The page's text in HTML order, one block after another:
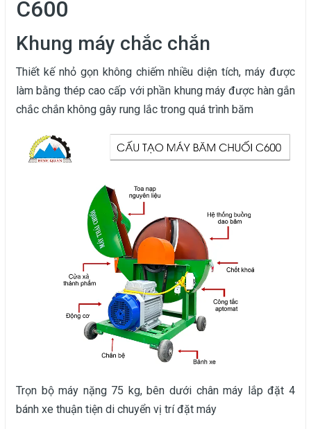
C600
Khung máy chắc chắn
Thiết kế nhỏ gọn không chiếm nhiều diện tích, máy được
làm bằng thép cao cấp với phần khung máy được hàn gắn
chắc chắn không gây rung lắc trong quá trình băm
Trọn bộ máy nặng 75 kg, bên dưới chân máy lắp đặt 4
bánh xe thuận tiện di chuyển vị trí đặt máy